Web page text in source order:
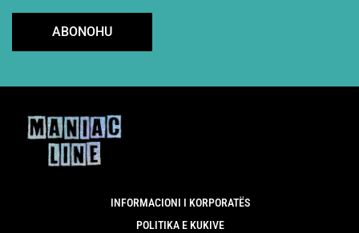
INFORMACIONI I KORPORATËS
POLITIKA E KUKIVE